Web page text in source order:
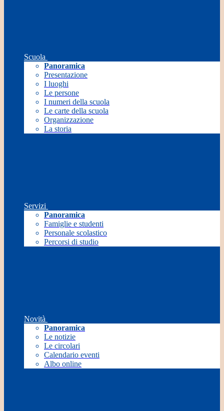
Scuola
Panoramica
Presentazione
I luoghi
Le persone
I numeri della scuola
Le carte della scuola
Organizzazione
La storia
Servizi
Panoramica
Famiglie e studenti
Personale scolastico
Percorsi di studio
Novità
Panoramica
Le notizie
Le circolari
Calendario eventi
Albo online